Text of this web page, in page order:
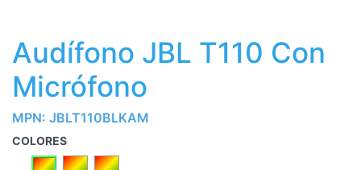
Audífono JBL T110 Con
Micrófono
MPN: JBLT110BLKAM
COLORES